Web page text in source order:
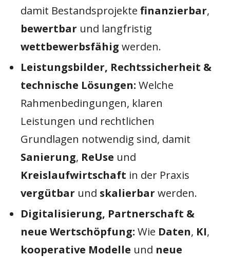
damit Bestandsprojekte finanzierbar,
bewertbar und langfristig
wettbewerbsfähig werden.
Leistungsbilder, Rechtssicherheit &
technische Lösungen: Welche
Rahmenbedingungen, klaren
Leistungen und rechtlichen
Grundlagen notwendig sind, damit
Sanierung, ReUse und
Kreislaufwirtschaft in der Praxis
vergütbar und skalierbarwerden.
Digitalisierung, Partnerschaft &
neue Wertschöpfung: Wie Daten, KI,
kooperative Modelle und neue